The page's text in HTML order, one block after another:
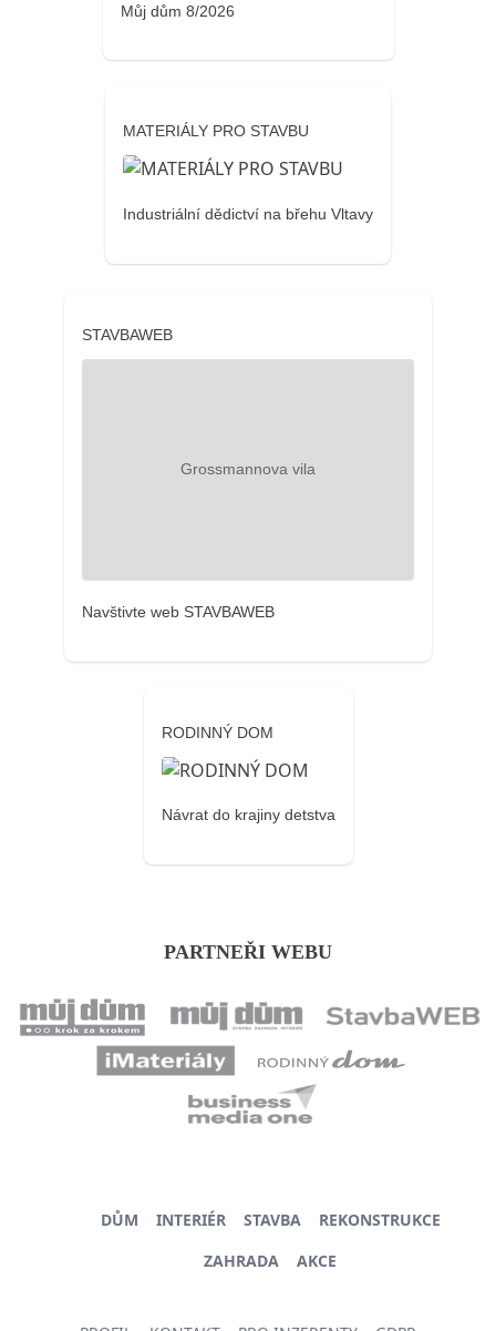
Můj dům 8/2026
MATERIÁLY PRO STAVBU
Industriální dědictví na břehu Vltavy
STAVBAWEB
Navštivte web STAVBAWEB
RODINNÝ DOM
Návrat do krajiny detstva
PARTNEŘI WEBU
DŮM INTERIÉR STAVBA
REKONSTRUKCE
ZAHRADA
AKCE